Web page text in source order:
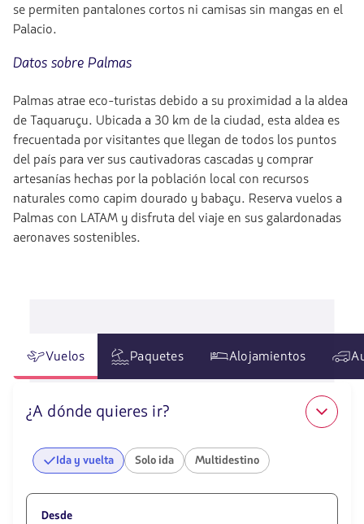
se permiten pantalones cortos ni camisas sin mangas en el
Palacio.
Datos sobre Palmas
Palmas atrae eco-turistas debido a su proximidad a la aldea
de Taquaruçu. Ubicada a 30 km de la ciudad, esta aldea es
frecuentada por visitantes que llegan de todos los puntos
del país para ver sus cautivadoras cascadas y comprar
artesanías hechas por la población local con recursos
naturales como capim dourado y babaçu. Reserva vuelos a
Palmas con LATAM y disfruta del viaje en sus galardonadas
aeronaves sostenibles.
Vuelos Paquetes Alojamientos
¿A dónde quieres ir?
Ida y vuelta Solo ida Multidestino
Desde